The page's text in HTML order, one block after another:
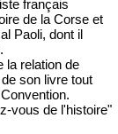
français
de la Corse et
Paoli, dont il
la relation de
son livre tout
vous de l'histoire"